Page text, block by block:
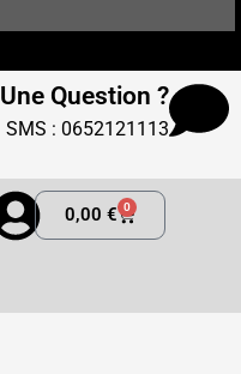
Une Question ?
SMS : 0652121113
0,00€ 0